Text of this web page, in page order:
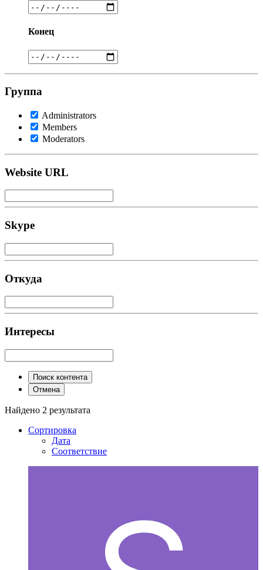
Конец
Группа
Administrators
Members
Moderators
Website URL
Skype
Откуда
Интересы
Поиск контента
Отмена
Найдено 2 результата
Сортировка
Дата
Соответствие